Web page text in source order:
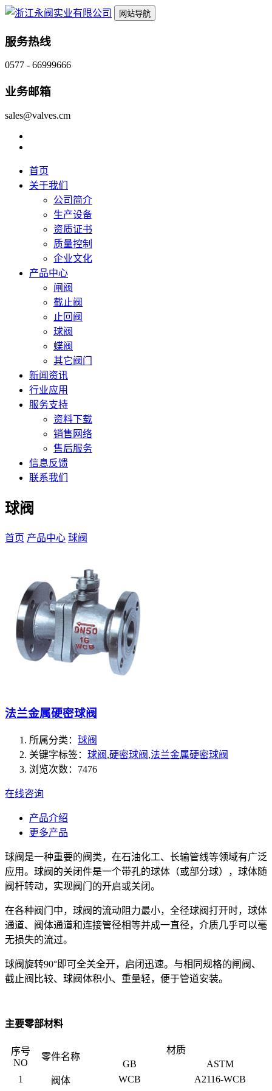
网站导航
服务热线
0577 - 66999666
业务邮箱
sales@valves.cm
首页
关于我们
公司简介
生产设备
资质证书
质量控制
企业文化
产品中心
闸阀
截止阀
止回阀
球阀
蝶阀
其它阀门
新闻资讯
行业应用
服务支持
资料下载
销售网络
售后服务
信息反馈
联系我们
球阀
首页 产品中心 球阀
法兰金属硬密球阀
所属分类： 球阀
关键字标签： 球阀 ,硬密球阀 ,法兰金属硬密球阀
浏览次数：7476
在线咨询
产品介绍
更多产品
球阀是一种重要的阀类，在石油化工、长输管线等领域有广泛
应用。球阀的关闭件是一个带孔的球体（或部分球），球体随
阀杆转动，实现阀门的开启或关闭。
在各种阀门中，球阀的流动阻力最小，全径球阀打开时，球体
通道、阀体通道和连接管径相等并成一直径，介质几乎可以毫
无损失的流过。
球阀旋转90°即可全关全开，启闭迅速。与相同规格的闸阀、
截止阀比较、球阀体积小、重量轻，便于管道安装。
主要零部材料
序号
NO
零件名称
材质
GB
ASTM
1
阀体 WCB A2116-WCB